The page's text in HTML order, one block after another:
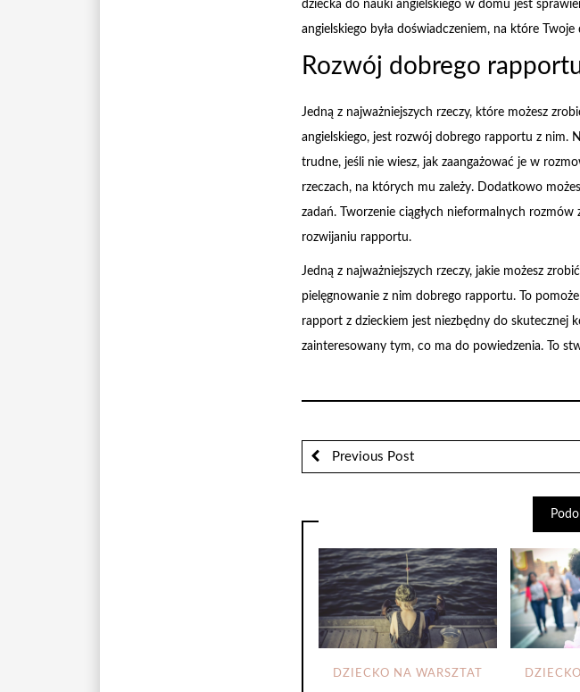
dziecka do nauki angielskiego w domu jest
angielskiego była doświadczeniem, na które
Rozwój dobrego
Jedną z najważniejszych rzeczy, które możesz
angielskiego, jest rozwój dobrego rapportu z nim.
trudne, jeśli nie wiesz, jak zaangażować je w
rzeczach, na których mu zależy. Dodatkowo
zadań. Tworzenie ciągłych nieformalnych
rozwijaniu rapportu.
Jedną z najważniejszych rzeczy, jakie możesz
pielęgnowanie z nim dobrego rapportu. To
rapport z dzieckiem jest niezbędny do skutecznej
zainteresowany tym, co ma do powiedzenia. To
Previous Post
DZIECKO NA WARSZTAT